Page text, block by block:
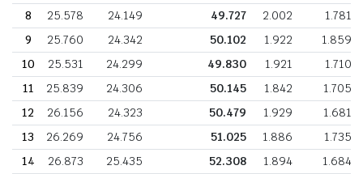
8
25.578 24.149 49.727 2.002
1.781
9
25.760 24.342 50.102 1.922
1.859
10
25.531 24.299 49.830 1.921
1.710
11
25.839 24.306 50.145 1.842
1.705
12
26.156 24.323 50.479 1.929 1.681
13
26.269 24.756 51.025 1.886
1.735
14
26.873 25.435 52.308 1.894 1.684